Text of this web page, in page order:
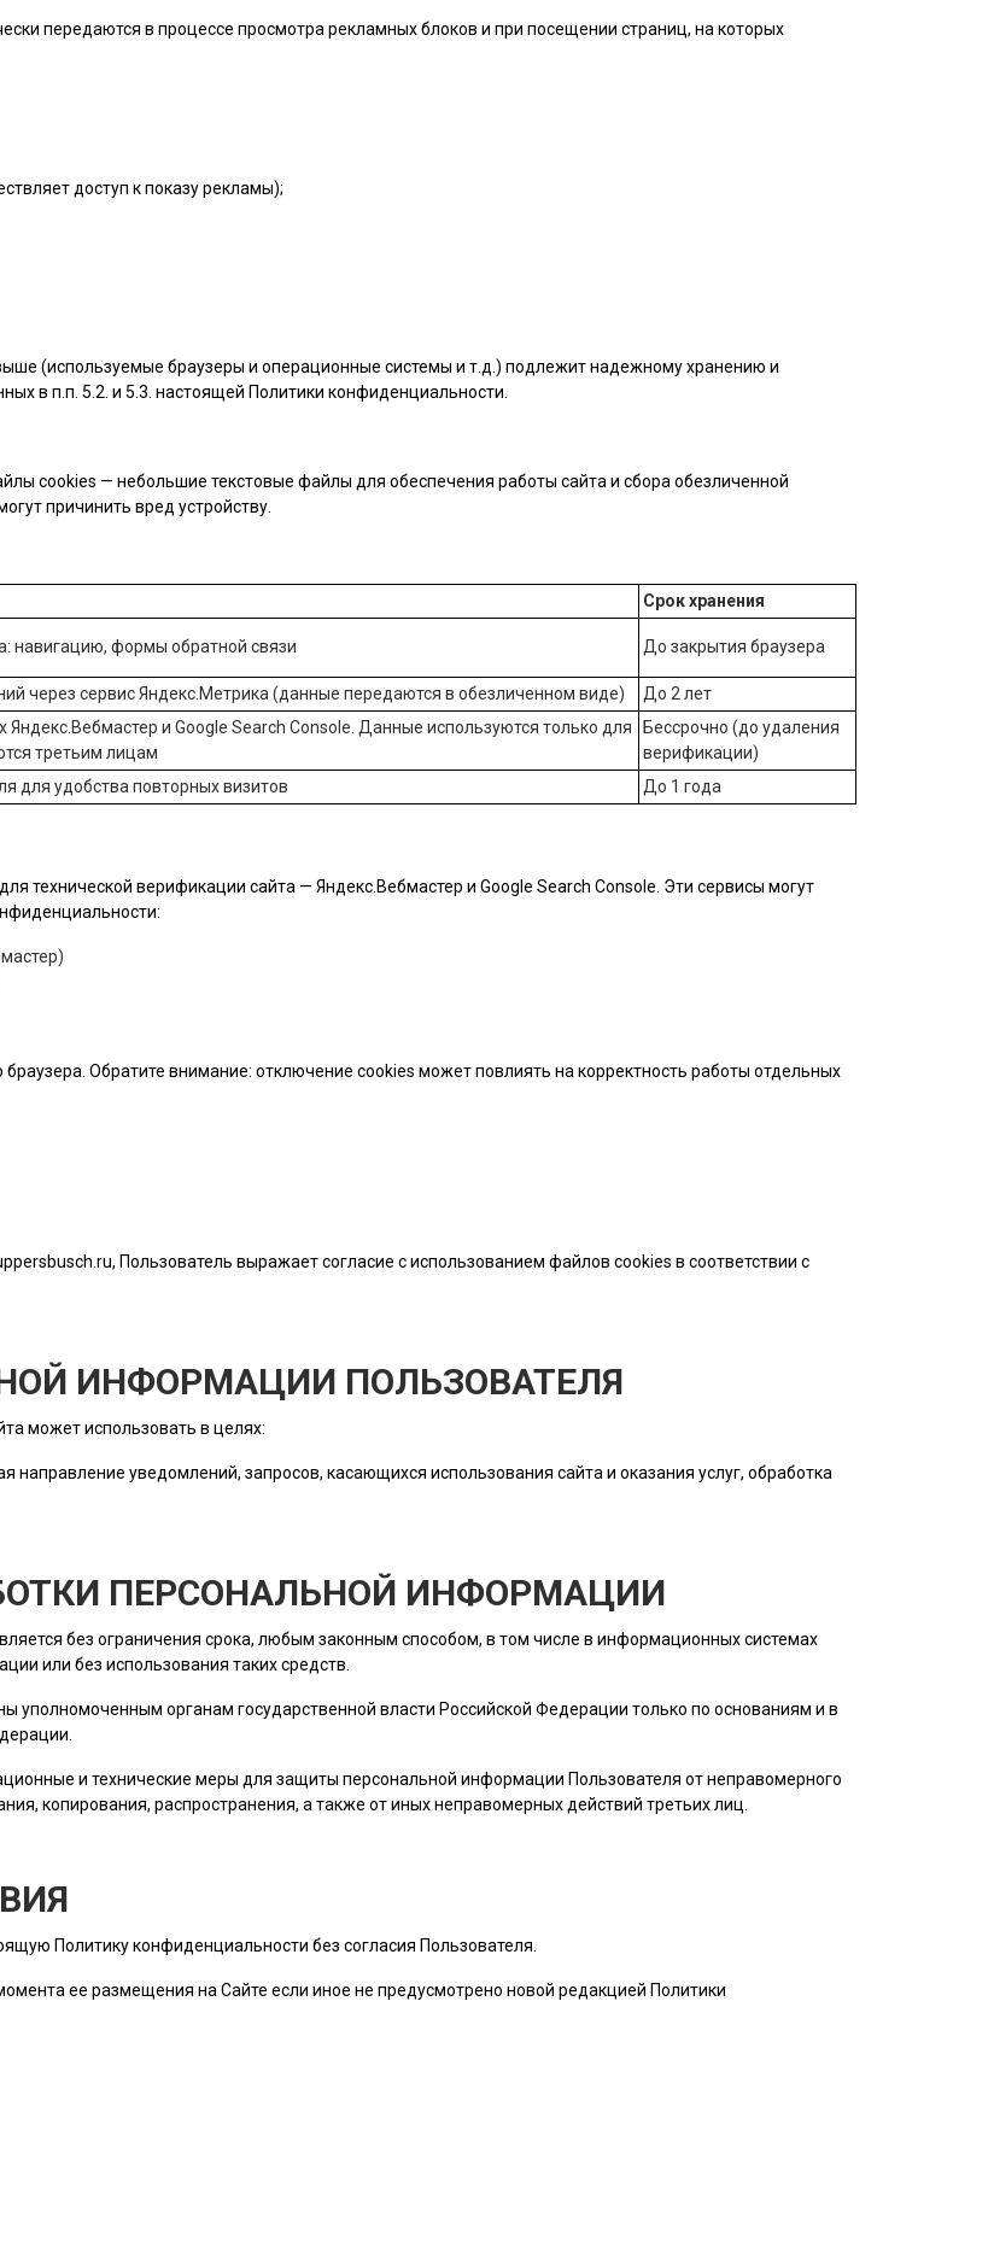
передаются в процессе просмотра рекламных блоков и при посещении страниц, на которых
доступ к показу рекламы);
(используемые браузеры и операционные системы и т.д.) подлежит надежному хранению и
в п.п. 5.2. и 5.3. настоящей Политики конфиденциальности.
cookies — небольшие текстовые файлы для обеспечения работы сайта и сбора обезличенной
причинить вред устройству.
Срок хранения
навигацию, формы обратной связи До закрытия браузера
через сервисЯндекс.Метрика (данные передаются в обезличенном виде) До 2 лет
Яндекс.Вебмастер и Google Search Console . Данные используются только для
третьим лицам
Бессрочно (до удаления
верификации)
для удобства повторных визитов До 1 года
технической верификации сайта — Яндекс.Вебмастер и Google Search Console. Эти сервисы могут
Обратите внимание: отключение cookies может повлиять на корректность работы отдельных
, Пользователь выражает согласие с использованием файлов cookies в соответствии с
ИНФОРМАЦИИ ПОЛЬЗОВАТЕЛЯ
может использовать в целях:
направление уведомлений, запросов, касающихся использования сайта и оказания услуг, обработка
ПЕРСОНАЛЬНОЙ ИНФОРМАЦИИ
без ограничения срока, любым законным способом, в том числе в информационных системах
или без использования таких средств.
уполномоченным органам государственной власти Российской Федерации только по основаниям и в
и технические меры для защиты персональной информации Пользователя от неправомерного
копирования, распространения, а также от иных неправомерных действий третьих лиц.
Политику конфиденциальности без согласия Пользователя
ее размещения на Сайте если иное не предусмотрено новой редакцией Политики